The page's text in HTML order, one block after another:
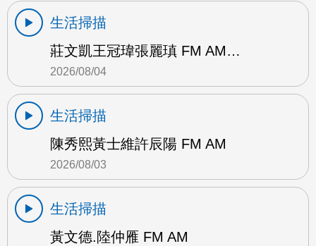
生活掃描
莊文凱王冠瑋張麗瑱 FM AM…
2026/08/04
生活掃描
陳秀熙黃士維許辰陽 FM AM
2026/08/03
生活掃描
黃文德.陸仲雁 FM AM